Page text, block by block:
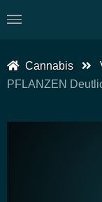
Cannabis
PFLANZEN